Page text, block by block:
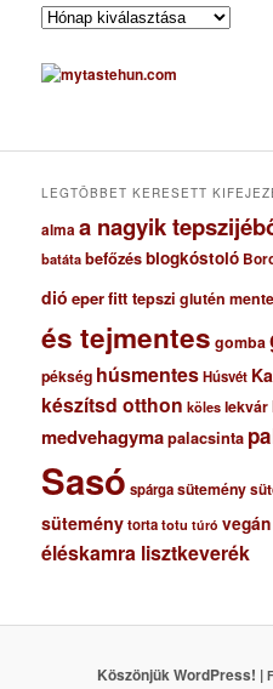
A
c
h
u
LEGTÖBBET KERESETT
almaa nagyik
batáta befőzésblogkóstoló
dió eperfitt tepszi glutén
és tejmentes gomba
pékség húsmentesHúsvét
készítsd otthon köles lekvár
medvehagymapalacsinta
Sasó spárgasütemény
süteménytorta totu túró vegán
éléskamra lisztkeverék
Köszönjük WordPress! |